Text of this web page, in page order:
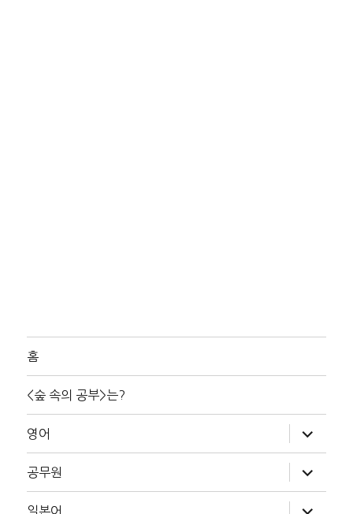
홈
<숲 속의 공부>는?
영어
위
메
확
장
공무원
위
메
일본어